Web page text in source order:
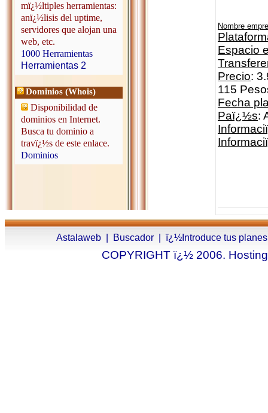
mï¿½ltiples herramientas:
anï¿½lisis del uptime,
servidores que alojan una
web, etc.
1000 Herramientas
Herramientas 2
Dominios (Whois)
Disponibilidad de
dominios en Internet.
Busca tu dominio a
travï¿½s de este enlace.
Dominios
Nombre
Espacio
Precio:
115
Fecha
Paï¿½s:
Astalaweb Buscador ï¿½Introduce tus
COPYRIGHT ï¿½ 2006.